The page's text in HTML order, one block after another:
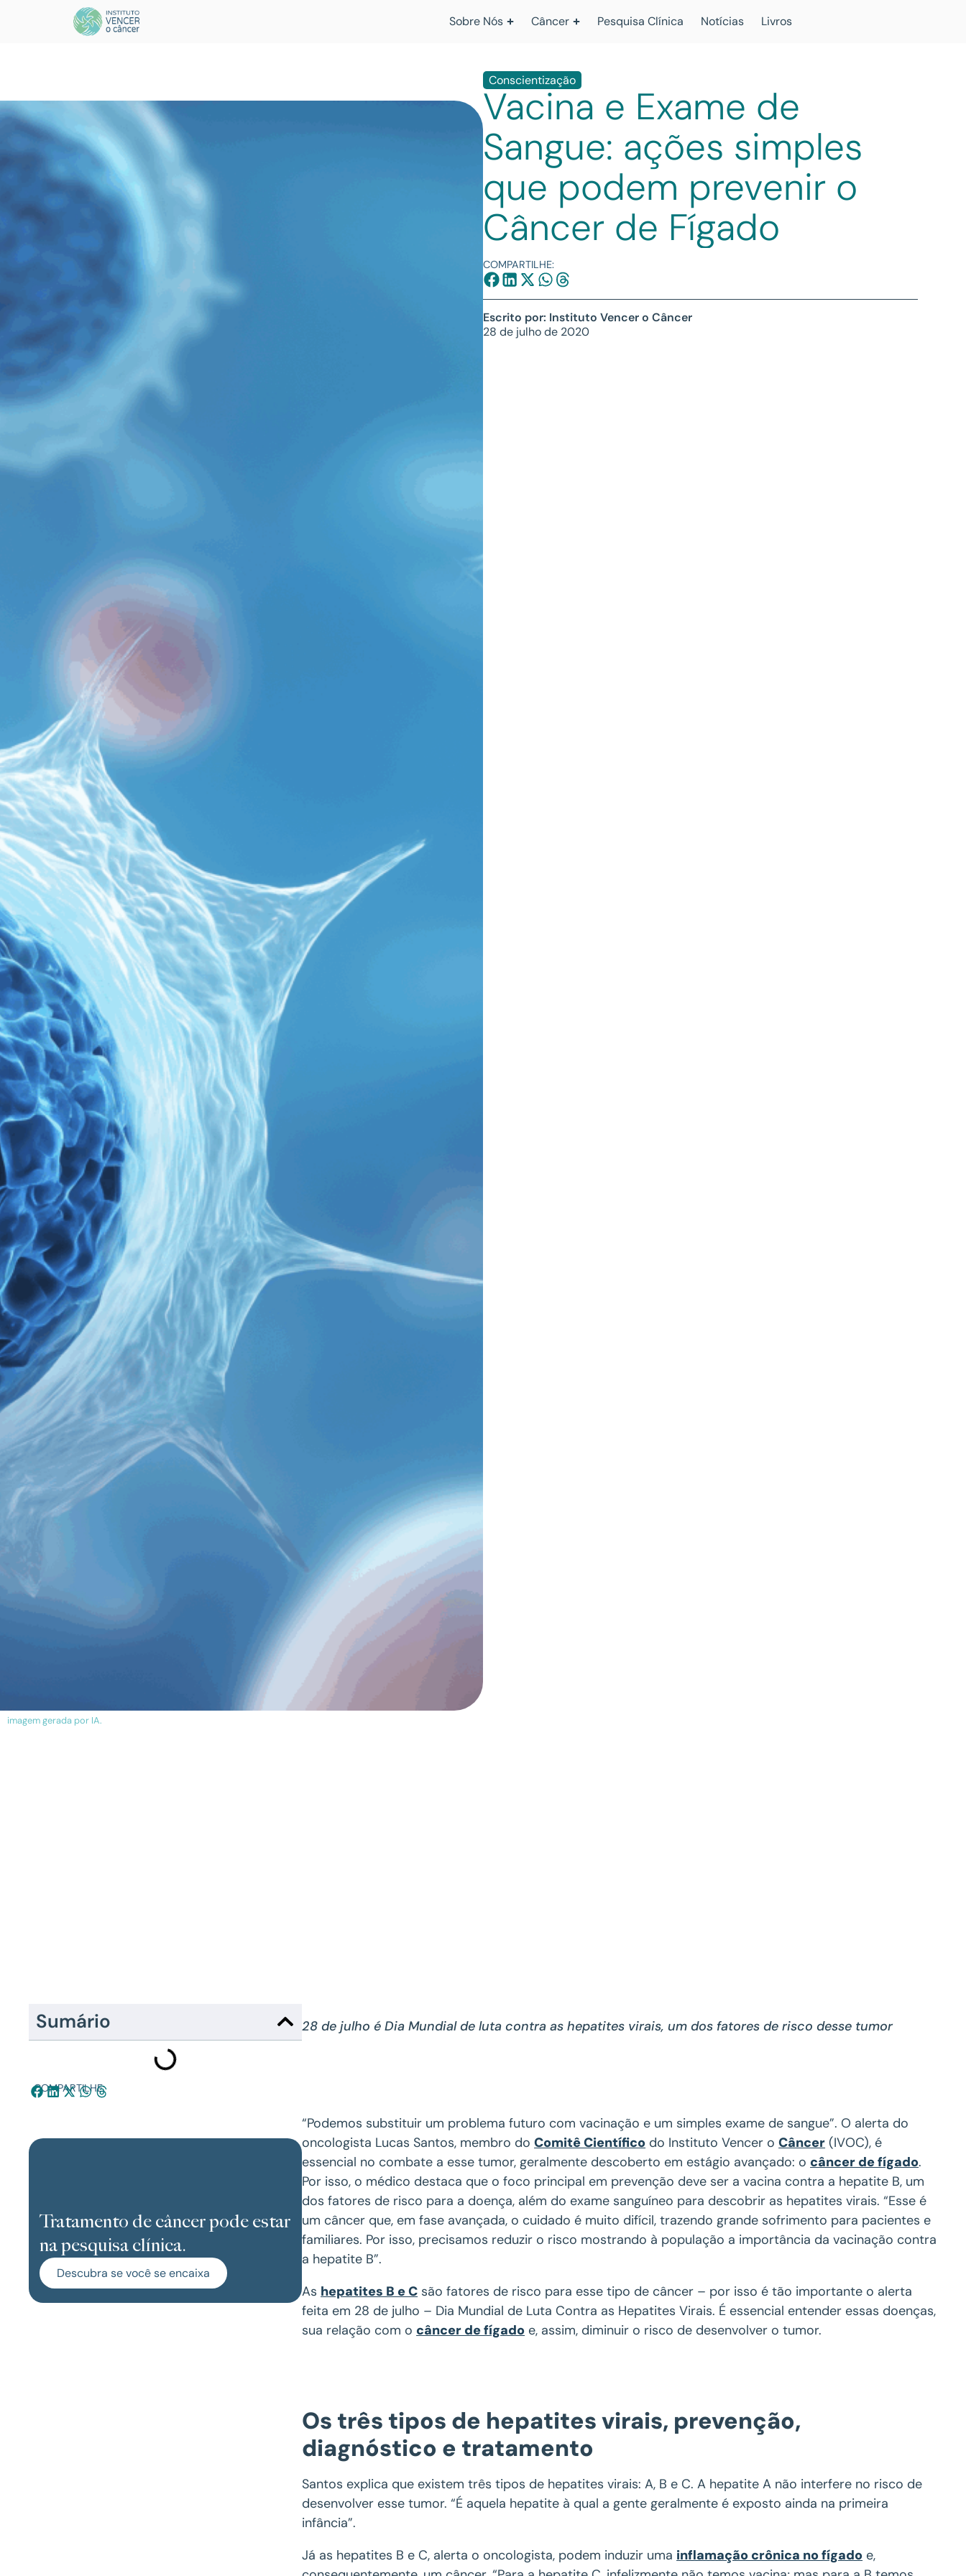
Sobre Nós Câncer Pesquisa Clínica Notícias Livros
imagem gerada por IA.
Conscientização
Vacina e Exame de
Sangue: ações simples
que podem prevenir o
Câncer de Fígado
COMPARTILHE:
Escrito por: Instituto Vencer o Câncer
28 de julho de 2020
Sumário
COMPARTILHE:
Tratamento de câncer pode estar
na pesquisa clínica.
Descubra se você se encaixa
28 de julho é Dia Mundial de luta contra as hepatites virais, um dos fatores de risco desse tumor
“Podemos substituir um problema futuro com vacinação e um simples exame de sangue”. O alerta do
oncologista Lucas Santos, membro doComitê Científico do Instituto Vencer oCâncer (IVOC), é
essencial no combate a esse tumor, geralmente descoberto em estágio avançado: o câncer de fígado.
Por isso, o médico destaca que o foco principal em prevenção deve ser a vacina contra a hepatite B, um
dos fatores de risco para a doença, além do exame sanguíneo para descobrir as hepatites virais. “Esse é
um câncer que, em fase avançada, o cuidado é muito difícil, trazendo grande sofrimento para pacientes e
familiares. Por isso, precisamos reduzir o risco mostrando à população a importância da vacinação contra
a hepatite B”.
As hepatites B e C são fatores de risco para esse tipo de câncer – por isso é tão importante o alerta
feita em 28 de julho – Dia Mundial de Luta Contra as Hepatites Virais. É essencial entender essas doenças,
sua relação com o câncer de fígado e, assim, diminuir o risco de desenvolver o tumor.
Os três tipos de hepatites virais, prevenção,
diagnóstico e tratamento
Santos explica que existem três tipos de hepatites virais: A, B e C. A hepatite A não interfere no risco de
desenvolver esse tumor. “É aquela hepatite à qual a gente geralmente é exposto ainda na primeira
infância”.
Já as hepatites B e C, alerta o oncologista, podem induzir uma inflamação crônica no fígado e,